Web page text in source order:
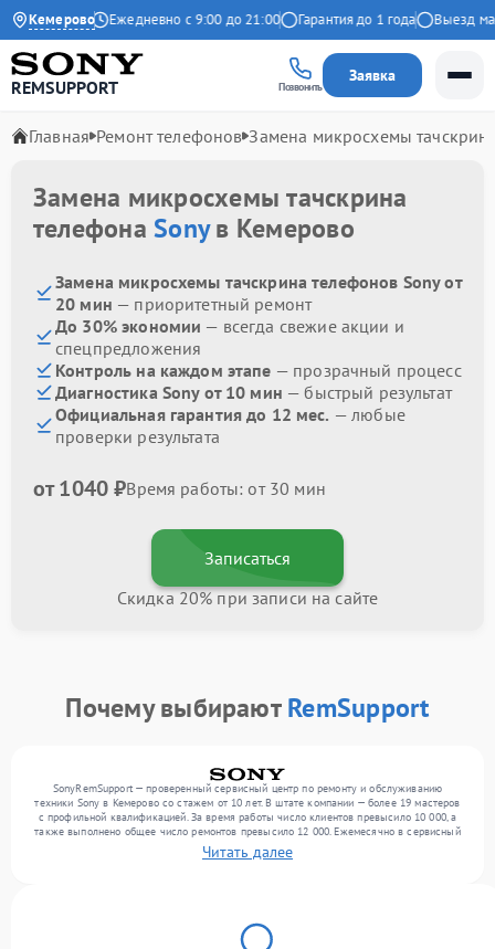
Кемерово
на Яндекс Ежедневно с 9:00 до 21:00 Гарантия до 1 года Выезд
REMSUPPORT Позвонить
Заявка
Главная Ремонт телефонов Замена микросхемы
Замена микросхемы тачскрина
телефонаSonyв Кемерово
Замена микросхемы тачскрина телефонов Sony от
20 мин — приоритетный ремонт
До 30% экономии — всегда свежие акции и
спецпредложения
Контроль на каждом этапе — прозрачный процесс
Диагностика Sony от 10 мин — быстрый результат
Официальная гарантия до 12 мес. — любые
проверки результата
от 1040 ₽Время работы: от 30 мин
Записаться
Скидка 20% при записи на сайте
Почему выбираютRemSupport
SonyRemSupport — проверенный сервисный центр по ремонту и обслуживанию
техники Sony в Кемерово со стажем от 10 лет. В штате компании — более 19 мастеров
с профильной квалификацией. За время работы число клиентов превысило 10 000, а
также выполнено общее число ремонтов превысило 12 000. Ежемесячно в сервисный
центр поступает свыше 300 единиц техники, включая , , . Мы устраняем поломки
любой сложности и гарантируем высокое качество обслуживания благодаря
Читать далее